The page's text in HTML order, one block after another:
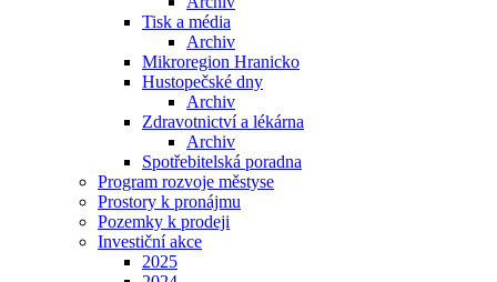
Tisk a média
Archiv
Mikroregion Hranicko
Hustopečské dny
Archiv
Zdravotnictví a lékárna
Archiv
Spotřebitelská poradna
Program rozvoje městyse
Prostory k pronájmu
Pozemky k prodeji
Investiční akce
2025